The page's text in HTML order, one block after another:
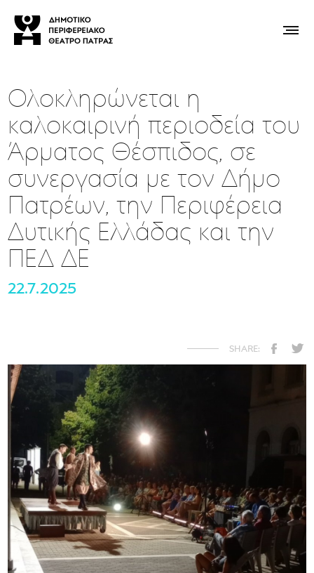
Ολοκληρώνεται η
καλοκαιρινή περιοδεία του
Άρματος Θέσπιδος, σε
συνεργασία με τον Δήμο
Πατρέων, την Περιφέρεια
Δυτικής Ελλάδας και την
ΠΕΔ ΔΕ
22.7.2025